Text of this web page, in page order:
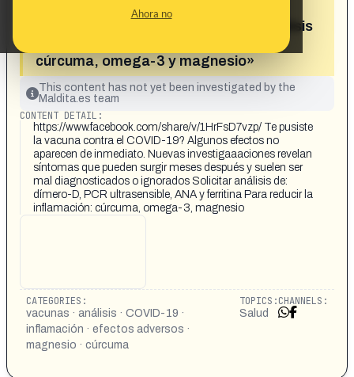
Ahora no
vacunas COVID-19 aparecen meses
después, se recomienda solicitar análisis
cúrcuma, omega-3 y magnesio»
This content has not yet been investigated by the
Maldita.es team
CONTENT DETAIL:
https://www.facebook.com/share/v/1HrFsD7vzp/ Te pusiste
la vacuna contra el COVID-19? Algunos efectos no
aparecen de inmediato. Nuevas investigaaaciones revelan
síntomas que pueden surgir meses después y suelen ser
mal diagnosticados o ignorados Solicitar análisis de:
dímero-D, PCR ultrasensible, ANA y ferritina Para reducir la
inflamación: cúrcuma, omega-3, magnesio
CATEGORIES:
vacunas · análisis · COVID-19 ·
inflamación · efectos adversos ·
magnesio · cúrcuma
TOPICS:
Salud
CHANNELS: